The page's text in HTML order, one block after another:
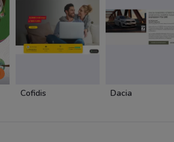
Cofidis Dacia